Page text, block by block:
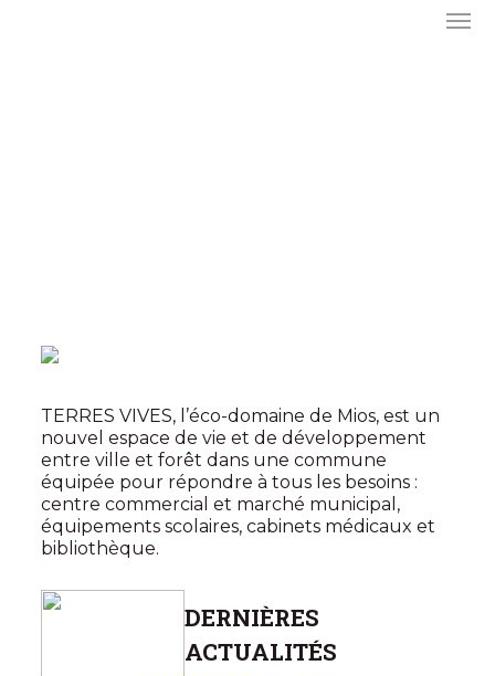
TERRES VIVES, l’éco-domaine de Mios, est un
nouvel espace de vie et de développement
entre ville et forêt dans une commune
équipée pour répondre à tous les besoins :
centre commercial et marché municipal,
équipements scolaires, cabinets médicaux et
bibliothèque.
DERNIÈRES
ACTUALITÉS